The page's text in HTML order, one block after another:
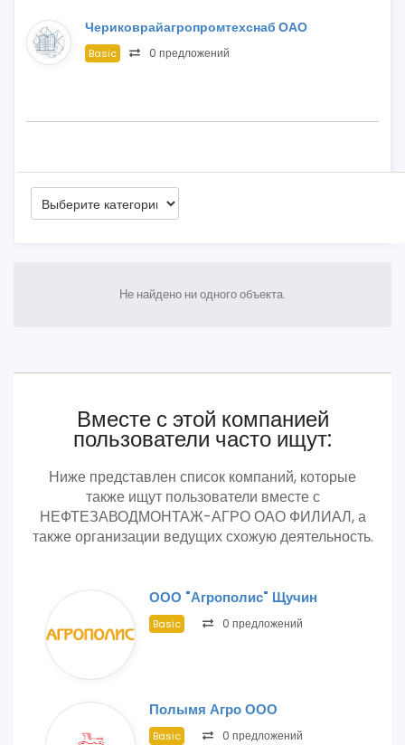
Чериковрайагропромтехснаб ОАО
Basic 0 предложений
Не найдено ни одного объекта.
Вместе с этой компанией
пользователи часто ищут:
Ниже представлен список компаний, которые
также ищут пользователи вместе с
НЕФТЕЗАВОДМОНТАЖ-АГРО ОАО ФИЛИАЛ, а
также организации ведущих схожую деятельность.
ООО "Агрополис" Щучин
Basic 0 предложений
Полымя Агро ООО
Basic 0 предложений